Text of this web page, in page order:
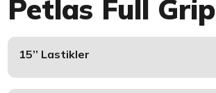
Petlas Full Grip
15’’ Lastikler